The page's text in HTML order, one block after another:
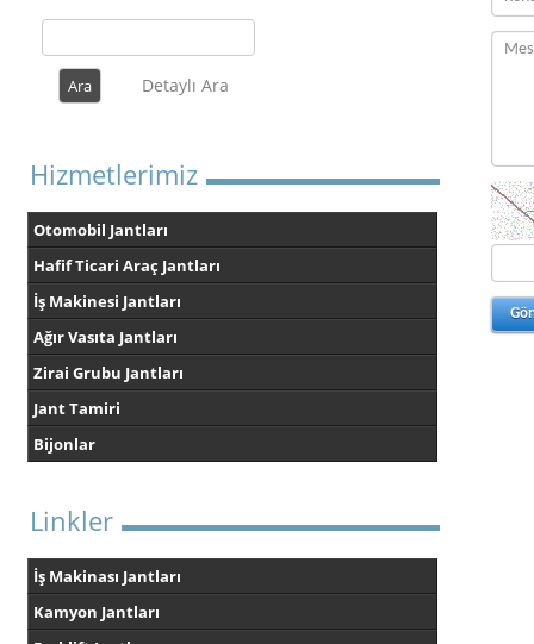
Detaylı Ara
Hizmetlerimiz
Otomobil Jantları
Hafif Ticari Araç Jantları
İş Makinesi Jantları
Ağır Vasıta Jantları
Zirai Grubu Jantları
Jant Tamiri
Bijonlar
Linkler
İş Makinası Jantları
Kamyon Jantları